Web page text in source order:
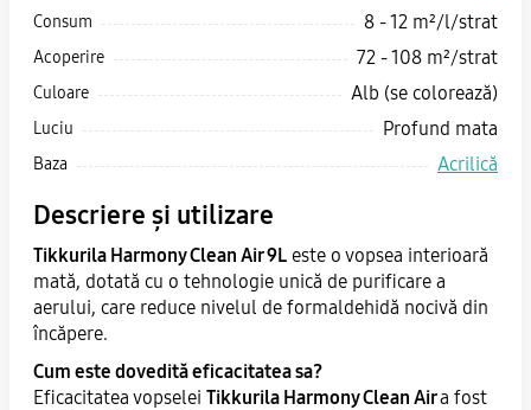
Consum 8 - 12 m²/l/strat
Acoperire 72 - 108 m²/strat
Culoare Alb (se colorează)
Luciu Profund mata
Baza Acrilică
Descriere și utilizare
Tikkurila Harmony Clean Air 9L este o vopsea interioară
mată, dotată cu o tehnologie unică de purificare a
aerului, care reduce nivelul de formaldehidă nocivă din
încăpere.
Cum este dovedită eficacitatea sa?
Eficacitatea vopselei Tikkurila Harmony Clean Aira fost